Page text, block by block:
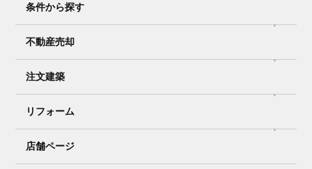
条件から探す
不動産売却
注文建築
リフォーム
店舗ページ